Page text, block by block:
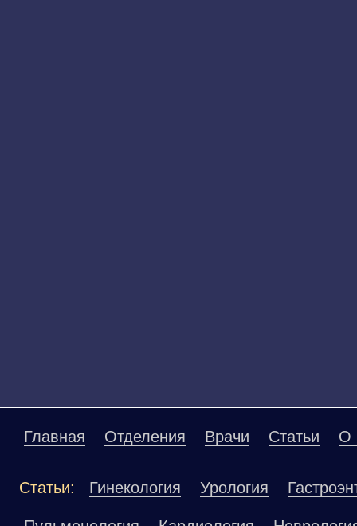
Главная Отделения Врачи Статьи О
Статьи: Гинекология Урология